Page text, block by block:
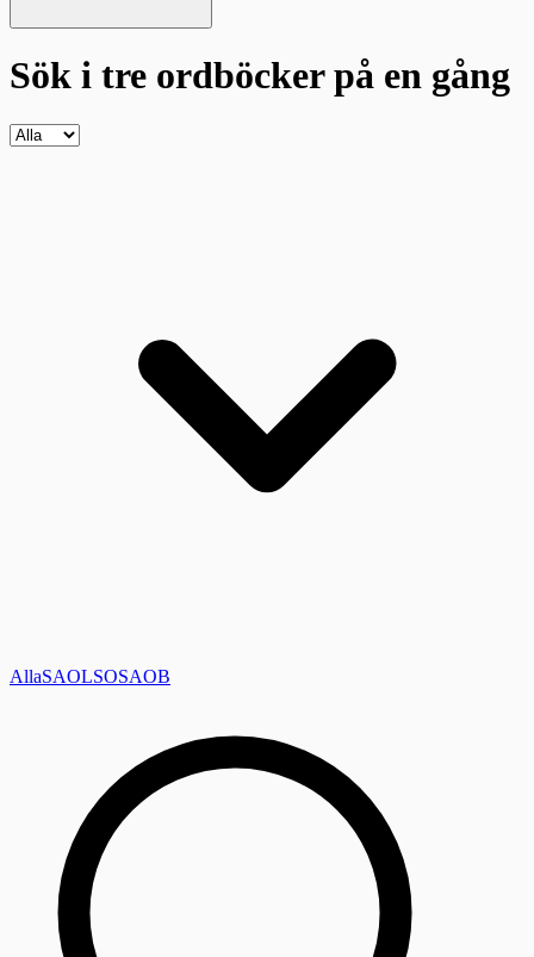
Sök i tre ordböckerpå en gång
AllaSAOLSOSAOB